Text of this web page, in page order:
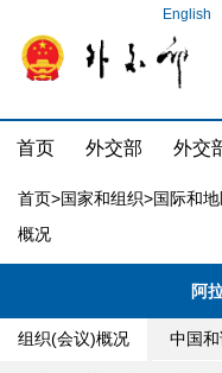
English
首页 外交部 外交
首页>国家和组织>国际和
概况
阿
组织(会议)概况 中国